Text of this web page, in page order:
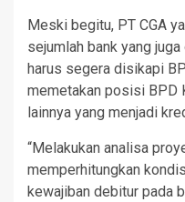
Meski begitu, PT CGA
sejumlah bank yang
harus segera disikapi
memetakan posisi BPD
lainnya yang menjadi
“Melakukan analisa
memperhitungkan
kewajiban debitur pada